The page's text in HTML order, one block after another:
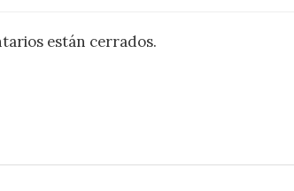
están cerrados.